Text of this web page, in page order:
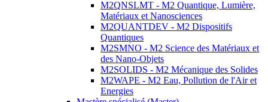
M2QNSLMT - M2 Quantique, Lumière,
Matériaux et Nanosciences
M2QUANTDEV - M2 Dispositifs
Quantiques
M2SMNO - M2 Science des Matériaux et
des Nano-Objets
M2SOLIDS - M2 Mécanique des Solides
M2WAPE - M2 Eau, Pollution de l'Air et
Energies